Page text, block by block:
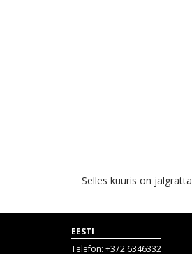
Selles kuuris on
EESTI
Telefon: +372 6346332